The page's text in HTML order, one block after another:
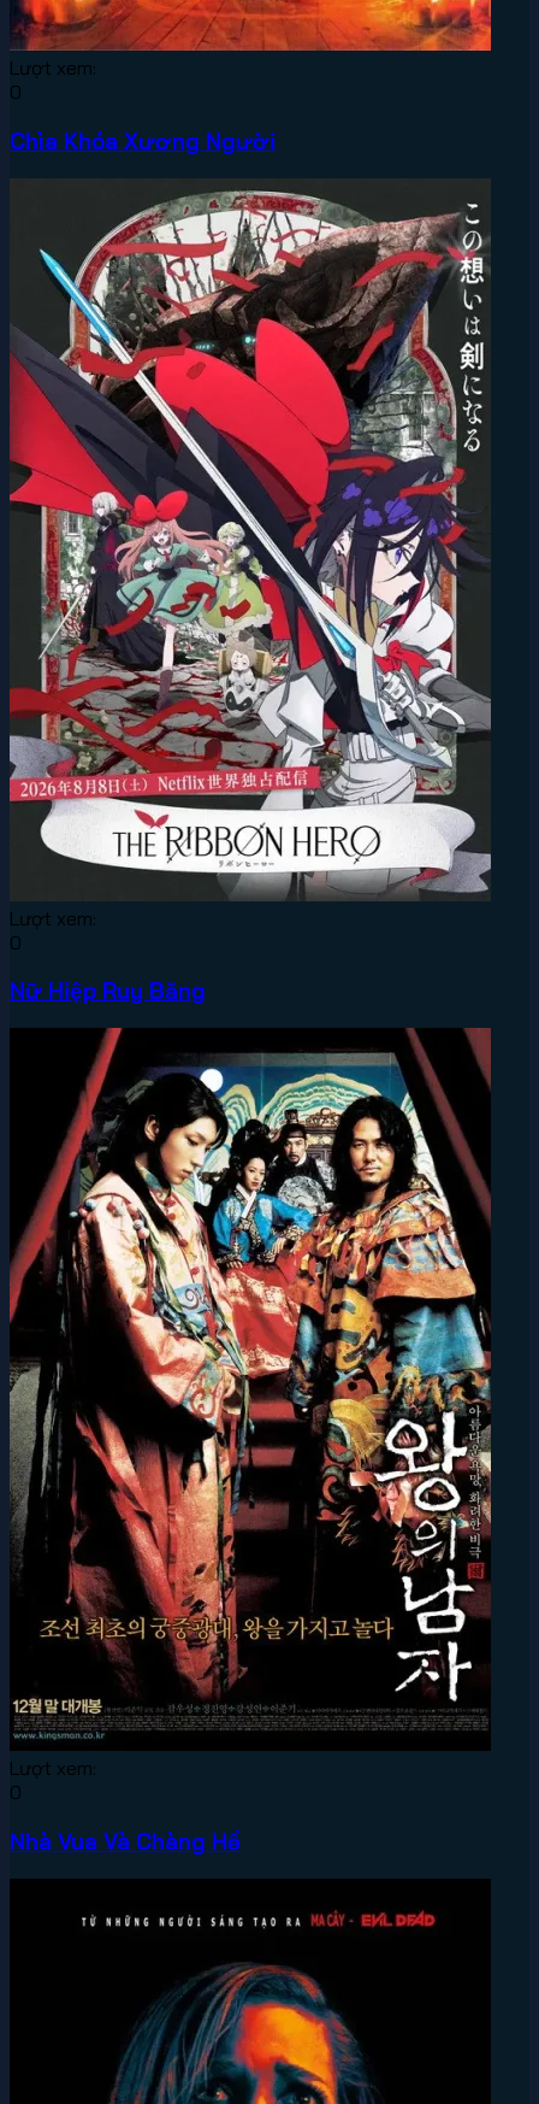
Lượt xem:
0
Chìa Khóa Xương Người
Lượt xem:
0
Nữ Hiệp Ruy Băng
Lượt xem:
0
Nhà Vua Và Chàng Hề